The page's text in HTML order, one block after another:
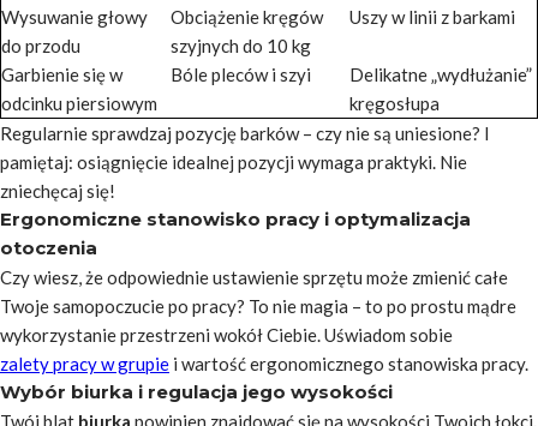
Wysuwanie głowy
do przodu
Obciążenie kręgów
szyjnych do 10 kg
Uszy w linii z barkami
Garbienie się w
odcinku piersiowym
Bóle pleców i szyi
Delikatne „wydłużanie”
kręgosłupa
Regularnie sprawdzaj pozycję barków – czy nie są uniesione? I
pamiętaj: osiągnięcie idealnej pozycji wymaga praktyki. Nie
zniechęcaj się!
Ergonomiczne stanowisko pracy i optymalizacja
otoczenia
Czy wiesz, że odpowiednie ustawienie sprzętu może zmienić całe
Twoje samopoczucie po pracy? To nie magia – to po prostu mądre
wykorzystanie przestrzeni wokół Ciebie. Uświadom sobie
zalety pracy w grupie i wartość ergonomicznego stanowiska pracy.
Wybór biurka i regulacja jego wysokości